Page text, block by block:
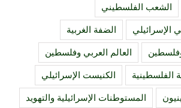
الشعب الفلسطيني
الإسرائيلي الضفة الغربية
وفلسطين العالم العربي وفلسطين
الفلسطينية الكنيست الإسرائيلي
المستوطنات الإسرائيلية والتهويد